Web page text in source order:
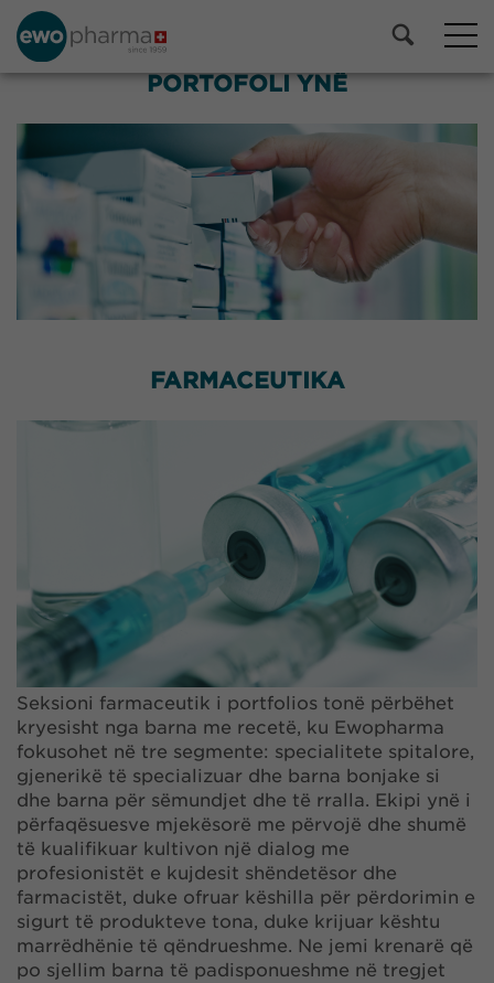
PORTOFOLI YNË
FARMACEUTIKA
Seksioni farmaceutik i portfolios tonë përbëhet
kryesisht nga barna me recetë, ku Ewopharma
fokusohet në tre segmente: specialitete spitalore,
gjenerikë të specializuar dhe barna bonjake si
dhe barna për sëmundjet dhe të rralla. Ekipi ynë i
përfaqësuesve mjekësorë me përvojë dhe shumë
të kualifikuar kultivon një dialog me
profesionistët e kujdesit shëndetësor dhe
farmacistët, duke ofruar këshilla për përdorimin e
sigurt të produkteve tona, duke krijuar kështu
marrëdhënie të qëndrueshme. Ne jemi krenarë që
po sjellim barna të padisponueshme në tregjet